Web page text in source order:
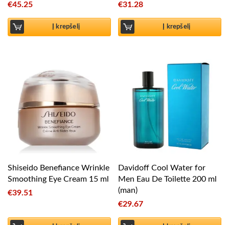
€45.25
Į krepšelį
€31.28
Į krepšelį
Shiseido Benefiance Wrinkle
Smoothing Eye Cream 15 ml
€39.51
Davidoff Cool Water for
Men Eau De Toilette 200 ml
(man)
€29.67